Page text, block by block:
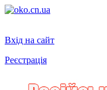
Вхід на сайт
Реєстрація